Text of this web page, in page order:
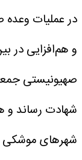
و هم‌افزایی در
صهیونیستی
شهادت رساند
شهرهای موشکی